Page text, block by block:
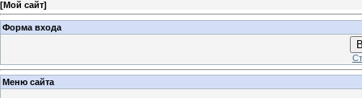
[Мой сайт]
Форма входа
Меню сайта